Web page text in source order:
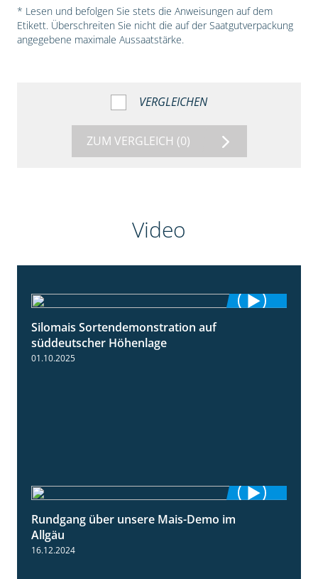
* Lesen und befolgen Sie stets die Anweisungen auf dem
Etikett. Überschreiten Sie nicht die auf der Saatgutverpackung
angegebene maximale Aussaatstärke.
VERGLEICHEN
ZUM VERGLEICH (0)
Video
Silomais Sortendemonstration auf
süddeutscher Höhenlage
01.10.2025
Rundgang über unsere Mais-Demo im
Allgäu
16.12.2024